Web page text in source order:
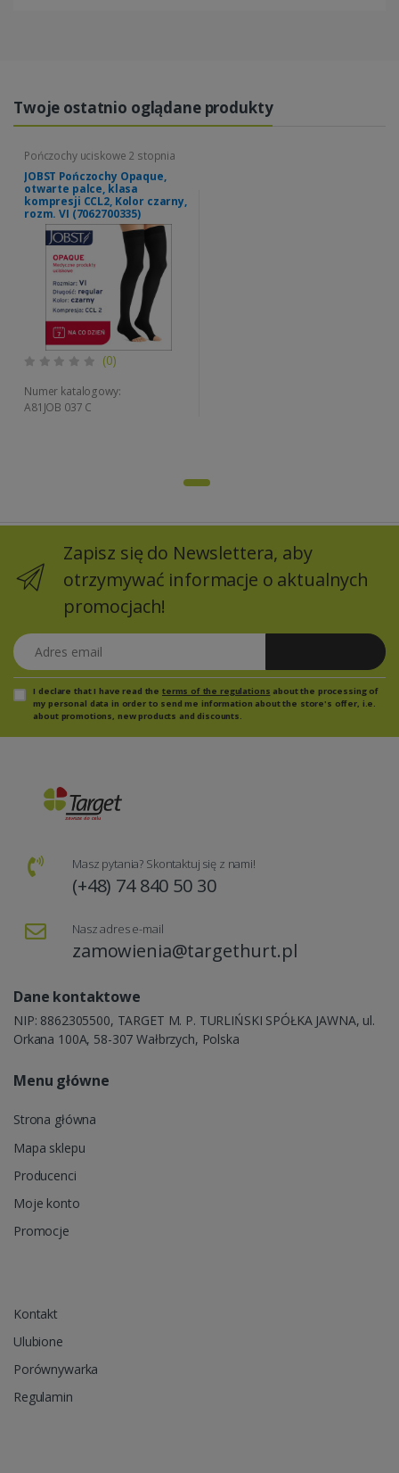
Twoje ostatnio oglądane produkty
Pończochy uciskowe 2 stopnia
JOBST Pończochy Opaque,
otwarte palce, klasa
kompresji CCL2, Kolor czarny,
rozm. VI (7062700335)
(0)
Numer katalogowy:
A81JOB 037 C
Zapisz się do Newslettera, aby
otrzymywać informacje o aktualnych
promocjach!
Adres email
I declare that I have read the terms of the regulations about the processing of
my personal data in order to send me information about the store's offer, i.e.
about promotions, new products and discounts.
Masz pytania? Skontaktuj się z nami!
(+48) 74 840 50 30
Nasz adres e-mail
zamowienia@targethurt.pl
Dane kontaktowe
NIP: 8862305500, TARGET M. P. TURLIŃSKI SPÓŁKA JAWNA, ul.
Orkana 100A, 58-307 Wałbrzych, Polska
Menu główne
Strona główna
Mapa sklepu
Producenci
Moje konto
Promocje
Kontakt
Ulubione
Porównywarka
Regulamin